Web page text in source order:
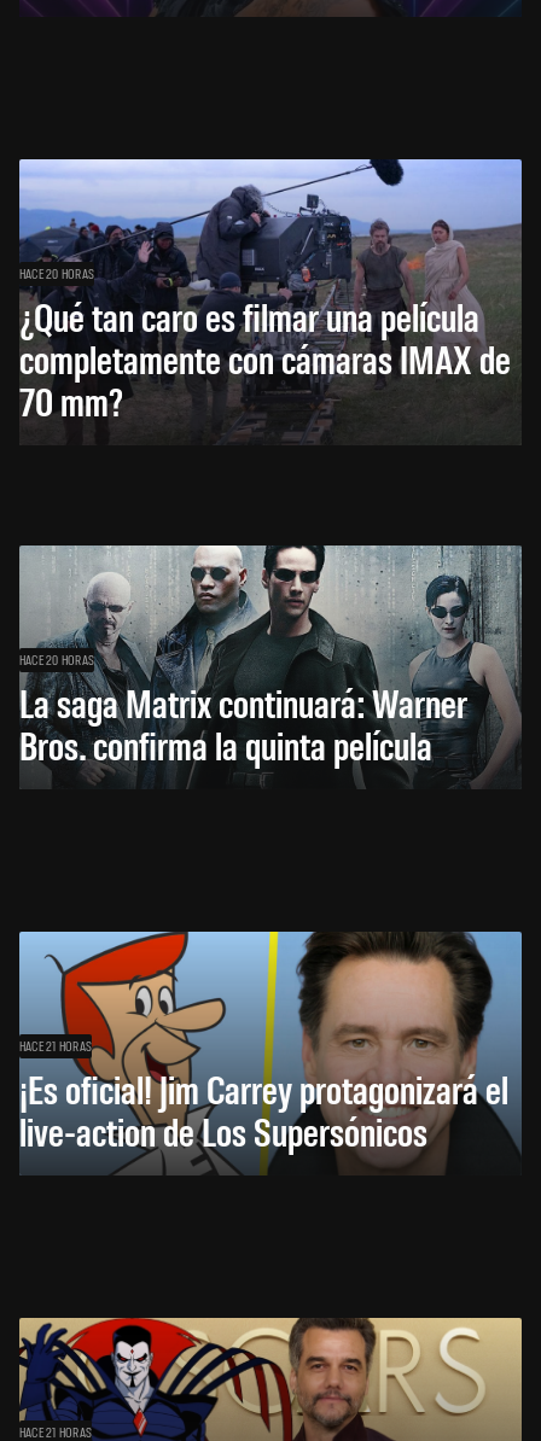
HACE 20 HORAS
¿Qué tan caro es filmar una película
completamente con cámaras IMAX de
70 mm?
HACE 20 HORAS
La saga Matrix continuará: Warner
Bros. confirma la quinta película
HACE 21 HORAS
¡Es oficial! Jim Carrey protagonizará el
live-action de Los Supersónicos
HACE 21 HORAS